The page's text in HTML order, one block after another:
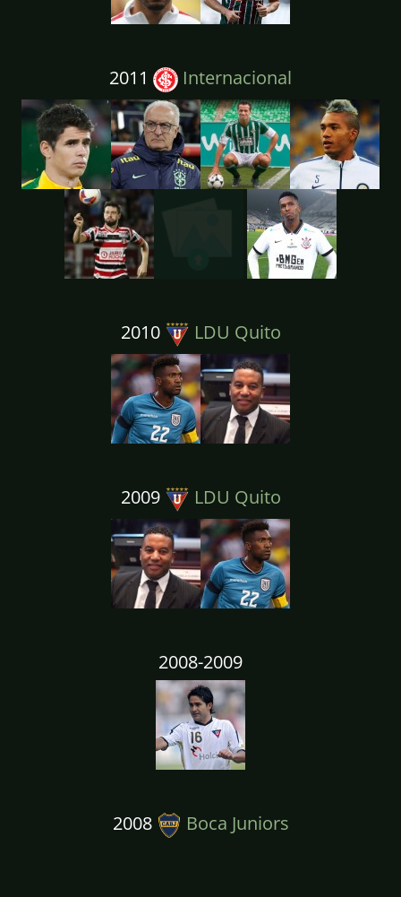
2011 Internacional
2010 LDU Quito
2009 LDU Quito
2008-2009
2008 Boca Juniors